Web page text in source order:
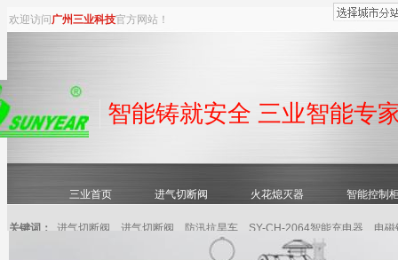
欢迎访问 广州三业科技官方网站！
智能铸就安全 三业智能专
三业首页 进气切断阀 火花熄灭器 智能控制
关键词： 进气切断阀 进气切断阀 防汛抗旱车 SY-CH-2064智能充电器 电磁